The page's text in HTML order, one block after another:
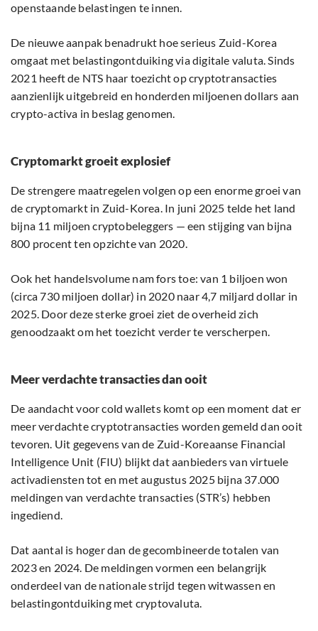
openstaande belastingen te innen.
De nieuwe aanpak benadrukt hoe serieus Zuid-Korea
omgaat met belastingontduiking via digitale valuta. Sinds
2021 heeft de NTS haar toezicht op cryptotransacties
aanzienlijk uitgebreid en honderden miljoenen dollars aan
crypto-activa in beslag genomen.
Cryptomarkt groeit explosief
De strengere maatregelen volgen op een enorme groei van
de cryptomarkt in Zuid-Korea. In juni 2025 telde het land
bijna 11 miljoen cryptobeleggers — een stijging van bijna
800 procent ten opzichte van 2020.
Ook het handelsvolume nam fors toe: van 1 biljoen won
(circa 730 miljoen dollar) in 2020 naar 4,7 miljard dollar in
2025. Door deze sterke groei ziet de overheid zich
genoodzaakt om het toezicht verder te verscherpen.
Meer verdachte transacties dan ooit
De aandacht voor cold wallets komt op een moment dat er
meer verdachte cryptotransacties worden gemeld dan ooit
tevoren. Uit gegevens van de Zuid-Koreaanse Financial
Intelligence Unit (FIU) blijkt dat aanbieders van virtuele
activadiensten tot en met augustus 2025 bijna 37.000
meldingen van verdachte transacties (STR’s) hebben
ingediend.
Dat aantal is hoger dan de gecombineerde totalen van
2023 en 2024. De meldingen vormen een belangrijk
onderdeel van de nationale strijd tegen witwassen en
belastingontduiking met cryptovaluta.